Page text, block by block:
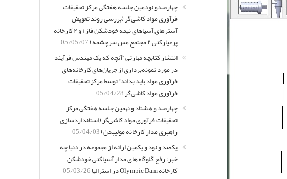
چهارصدو نودمین جلسه هفتگی مرکز تحقیقات
فرآوری مواد کاشی‌گر (بررسی روند تعویض
آسترهای آسیاهای نیمه خودشکن فاز ۱ و ۲ کارخانه
پرعیارکنی ۲ مجتمع مس سرچشمه)
05/05/07
انتشار کتابچه مهارتی “آنچه که یک مهندس فرآیند
در مورد نمونه‌برداری از جریان‌های کارخانه‌های
فرآوری مواد باید بداند” توسط مرکز تحقیقات
فرآوری مواد کاشی‌گر05/04/28
چهارصد و هشتاد و نهمین جلسه هفتگی مرکز
تحقیقات فرآوری مواد کاشی‌گر (استانداردسازی
راهبری مدار کارخانه مولیبدن)05/04/03
یکصد و نود و یکمین ارائه از مجموعه در دنیا چه
خبر: رفع گلوگاه های مدار آسیاکنی خودشکن
کارخانه Olympic Dam در استرالیا
05/03/26